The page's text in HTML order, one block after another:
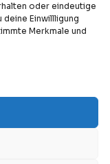
oder eindeutige
Einwillligung
Merkmale und
für Jede
: Spielerisch und